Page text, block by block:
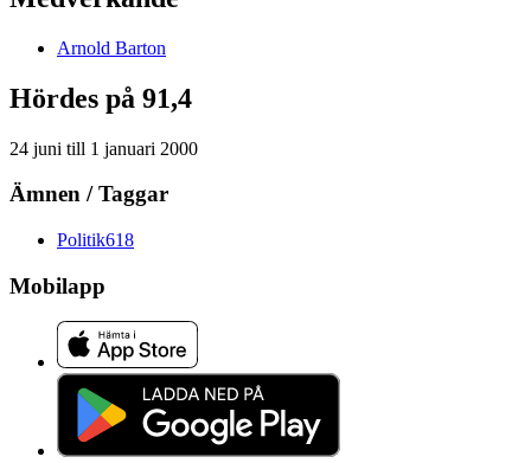
Arnold Barton
Hördes på 91,4
24 juni till 1 januari 2000
Ämnen / Taggar
Politik618
Mobilapp